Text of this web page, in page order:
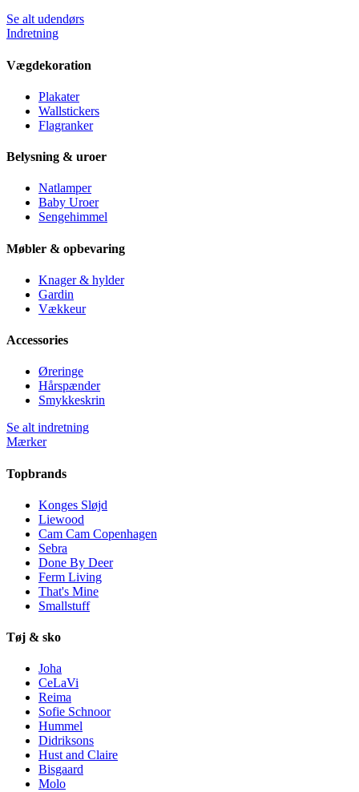
Se alt udendørs
Indretning
Vægdekoration
Plakater
Wallstickers
Flagranker
Belysning & uroer
Natlamper
Baby Uroer
Sengehimmel
Møbler & opbevaring
Knager & hylder
Gardin
Vækkeur
Accessories
Øreringe
Hårspænder
Smykkeskrin
Se alt indretning
Mærker
Topbrands
Konges Sløjd
Liewood
Cam Cam Copenhagen
Sebra
Done By Deer
Ferm Living
That's Mine
Smallstuff
Tøj & sko
Joha
CeLaVi
Reima
Sofie Schnoor
Hummel
Didriksons
Hust and Claire
Bisgaard
Molo